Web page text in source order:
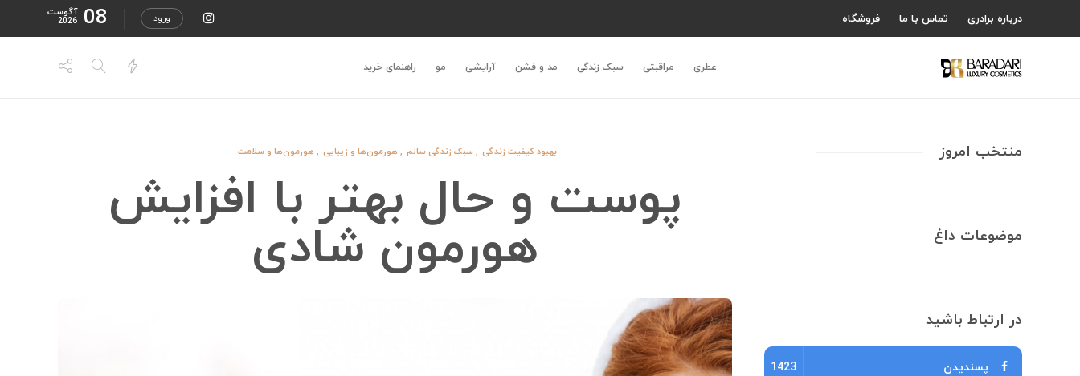
درباره برادری تماس با ما فروشگاه ورود 08 آگوست
2026
عطری مراقبتی سبک زندگی مد و فشن آرایشی مو راهنمای خرید
بهبود کیفیت زندگی ,سبک زندگی سالم ,هورمون‌ها و زیبایی ,هورمون‌ها و سلامت
پوست و حال بهتر با افزایش
هورمون شادی
منتخب امروز
موضوعات داغ
در ارتباط باشید
پسندیدن 1423